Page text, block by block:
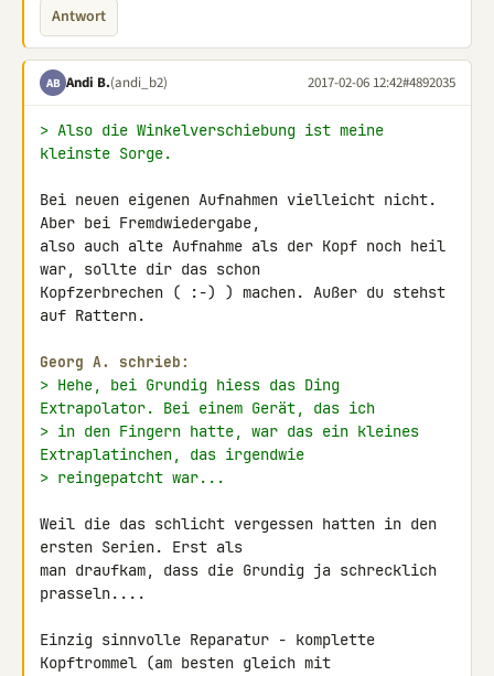
Antwort
AB Andi B.(andi_b2) 2017-02-06 12:42#4892035
> Also die Winkelverschiebung ist meine
kleinste Sorge.
Bei neuen eigenen Aufnahmen vielleicht nicht.
Aber bei Fremdwiedergabe,
also auch alte Aufnahme als der Kopf noch heil
war, sollte dir das schon
Kopfzerbrechen ( :-) ) machen. Außer du stehst
auf Rattern.
Georg A. schrieb:
> Hehe, bei Grundig hiess das Ding
Extrapolator. Bei einem Gerät, das ich
> in den Fingern hatte, war das ein kleines
Extraplatinchen, das irgendwie
> reingepatcht war...
Weil die das schlicht vergessen hatten in den
ersten Serien. Erst als
man draufkam, dass die Grundig ja schrecklich
prasseln....
Einzig sinnvolle Reparatur - komplette
Kopftrommel (am besten gleich mit